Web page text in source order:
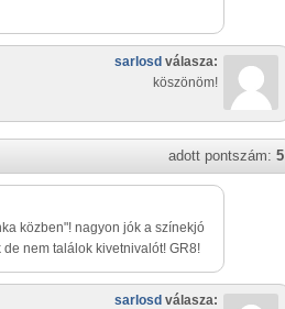
sarlosd válasza:
köszönöm!
adott pontszám: 5
közben"! nagyon jók a színekjó
nem találok kivetnivalót! GR8!
sarlosd válasza: